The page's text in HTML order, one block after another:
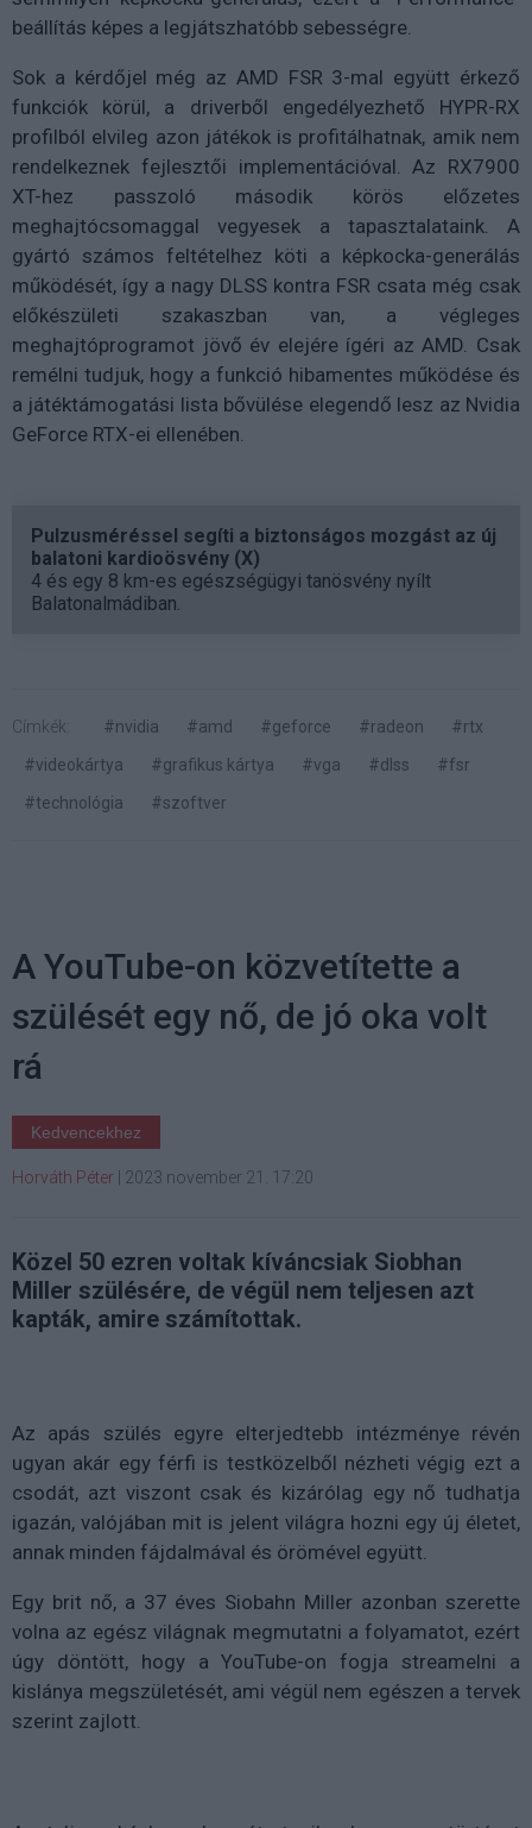
beállítás képes a legjátszhatóbb sebességre.
Sok a kérdőjel még az AMD FSR 3-mal együtt érkező
funkciók körül, a driverből engedélyezhető HYPR-RX
profilból elvileg azon játékok is profitálhatnak, amik nem
rendelkeznek fejlesztői implementációval. Az RX7900
XT-hez passzoló második körös előzetes
meghajtócsomaggal vegyesek a tapasztalataink. A
gyártó számos feltételhez köti a képkocka-generálás
működését, így a nagy DLSS kontra FSR csata még csak
előkészületi szakaszban van, a végleges
meghajtóprogramot jövő év elejére ígéri az AMD. Csak
remélni tudjuk, hogy a funkció hibamentes működése és
a játéktámogatási lista bővülése elegendő lesz az Nvidia
GeForce RTX-ei ellenében.
Pulzusméréssel segíti a biztonságos mozgást az új
balatoni kardioösvény (X)
4 és egy 8 km-es egészségügyi tanösvény nyílt
Balatonalmádiban.
Címkék: #nvidia #amd #geforce #radeon
#rtx
#videokártya
#grafikus kártya #vga #dlss
#fsr
#technológia
#szoftver
A YouTube-on közvetítette a
szülését egy nő, de jó oka volt
rá
Kedvencekhez
Horváth Péter 2023 november 21. 17:20
Közel 50 ezren voltak kíváncsiak Siobhan
Miller szülésére, de végül nem teljesen azt
kapták, amire számítottak.
Az apás szülés egyre elterjedtebb intézménye révén
ugyan akár egy férfi is testközelből nézheti végig ezt a
csodát, azt viszont csak és kizárólag egy nő tudhatja
igazán, valójában mit is jelent világra hozni egy új életet,
annak minden fájdalmával és örömével együtt.
Egy brit nő, a 37 éves Siobahn Miller azonban szerette
volna az egész világnak megmutatni a folyamatot, ezért
úgy döntött, hogy a YouTube-on fogja streamelni a
kislánya megszületését, ami végül nem egészen a tervek
szerint zajlott.